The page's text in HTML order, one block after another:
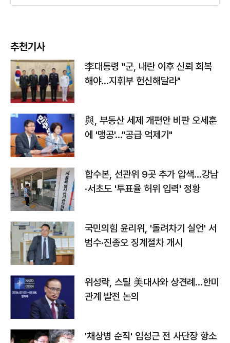
추천기사
李대통령 "군, 내란 이후 신뢰 회복
해야…지휘부 헌신해달라"
與, 부동산 세제 개편안 비판 오세훈
에 '맹공'…"공급 억제기"
합수본, 선관위 9곳 추가 압색…강남
·서초도 '투표율 허위 입력' 정황
국민의힘 윤리위, '돌려차기 실언' 서
범수·진종오 징계절차 개시
위성락, 스틸 美대사와 상견례…한미
관계 발전 논의
'채상병 순직' 임성근 전 사단장 항소